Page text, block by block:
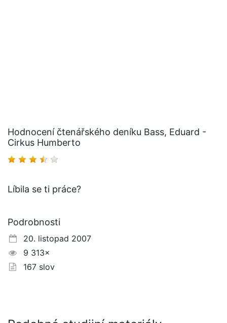
Hodnocení čtenářského deníku Bass, Eduard -
Cirkus Humberto
Líbila se ti práce?
Podrobnosti
20. listopad 2007
9 313×
167 slov